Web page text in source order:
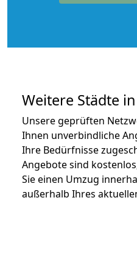
Weitere Städte
Unsere geprüften
Ihnen unverbindliche
Ihre Bedürfnisse
Angebote sind
Sie einen Umzug
außerhalb Ihres